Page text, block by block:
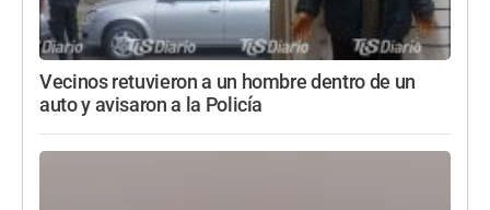
Vecinos retuvieron a un hombre dentro de un
auto y avisaron a la Policía